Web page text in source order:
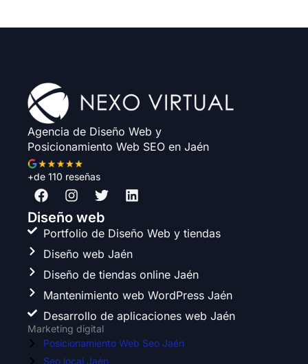
Agencia de Diseño Web y
Posicionamiento Web SEO en Jaén
+de 110 reseñas
F
a
c
e
b
o
o
k
I
n
s
t
a
g
r
a
m
T
w
i
t
t
e
r
L
i
k
e
d
i
n
Diseño web
Portfolio de Diseño Web y tiendas
Diseño web Jaén
Diseño de tiendas online Jaén
Mantenimiento web WordPress Jaén
Desarrollo de aplicaciones web Jaén
Marketing digital
Posicionamiento Web Seo Jaén
Seo local Jaén